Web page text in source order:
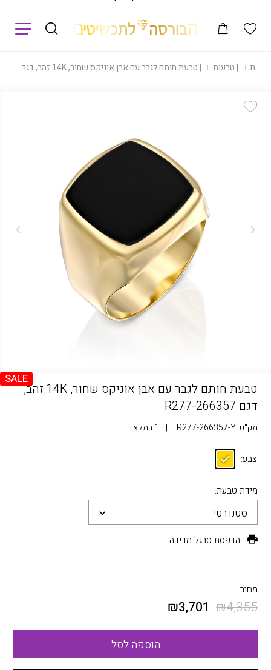
חנות |טבעות |טבעת חותם לגבר עם אבן אוניקס שחור, 14K זהב, דגם R277-266357
SALE
טבעת חותם לגבר עם אבן אוניקס שחור, 14K זהב,
דגם R277-266357
מק"ט:R277-266357-Y
| 1 במלאי
צבע:
מידת טבעת:
סטנדרטי
הדפסת סרגל מדידה.
מחיר:
₪4,355
₪3,701
הוספה לסל